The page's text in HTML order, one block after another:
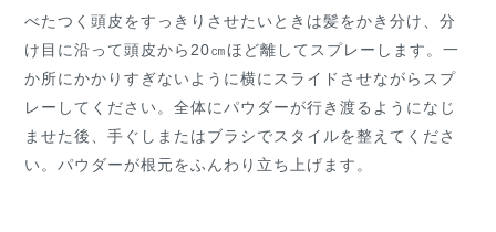
べたつく頭皮をすっきりさせたいときは髪をかき分け、分
け目に沿って頭皮から20㎝ほど離してスプレーします。一
か所にかかりすぎないように横にスライドさせながらスプ
レーしてください。全体にパウダーが行き渡るようになじ
ませた後、手ぐしまたはブラシでスタイルを整えてくださ
い。パウダーが根元をふんわり立ち上げます。